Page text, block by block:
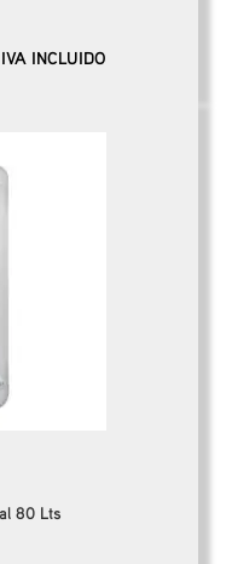
IVA INCLUIDO
80 Lts